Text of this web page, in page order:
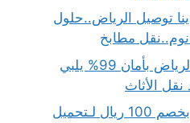
توصيل الرياض..حلول
مطابخ
دينا تشيل اثاث مستعمل بالرياض بأمان 99% يلبي
دينه تحميل عفش الرياض بخصم 100 ريال لـتحميل